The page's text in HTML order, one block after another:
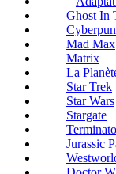
Ghost In
Mad Max
Matrix
La
Star Trek
Star Wars
Stargate
Jurassic